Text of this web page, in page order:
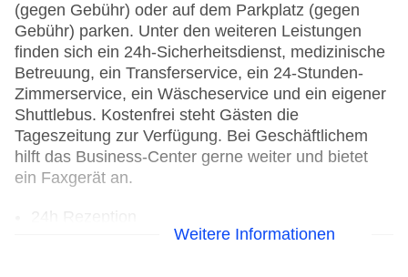
(gegen Gebühr) oder auf dem Parkplatz (gegen
Gebühr) parken. Unter den weiteren Leistungen
finden sich ein 24h-Sicherheitsdienst, medizinische
Betreuung, ein Transferservice, ein 24-Stunden-
Zimmerservice, ein Wäscheservice und ein eigener
Shuttlebus. Kostenfrei steht Gästen die
Tageszeitung zur Verfügung. Bei Geschäftlichem
hilft das Business-Center gerne weiter und bietet
ein Faxgerät an.
Parkplatz: gegen GebührWeitere Informationen